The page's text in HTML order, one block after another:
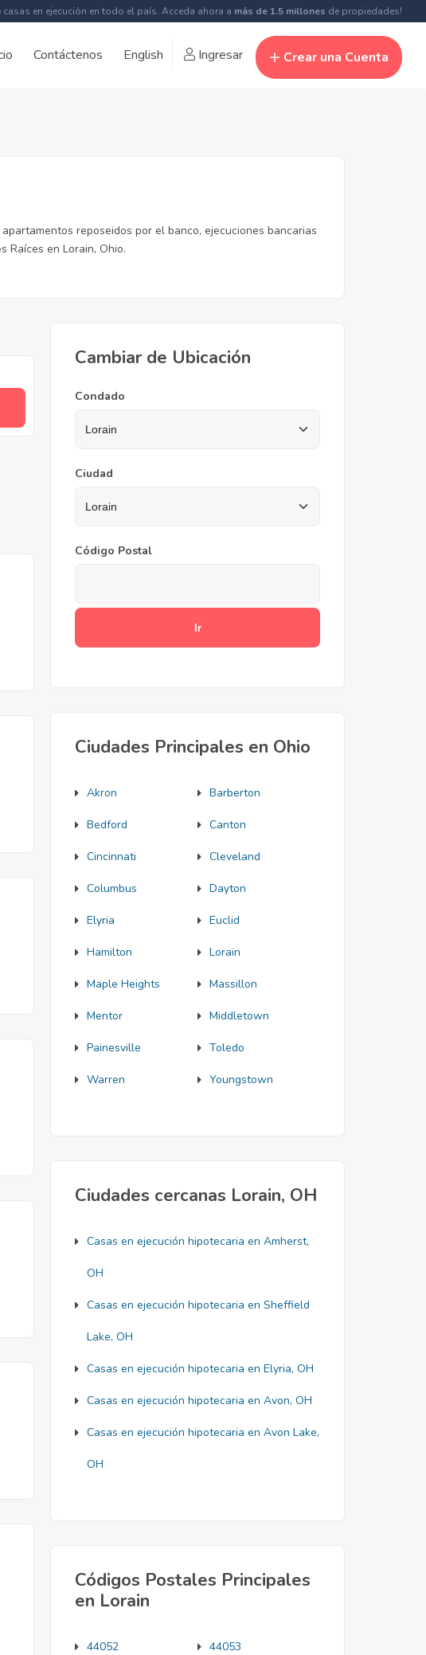
en ejecución en todo el país. Acceda ahora a más de 1.5 millones de propiedades!
Contáctenos English Ingresar Crear una Cuenta
reposeidos por el banco, ejecuciones bancarias
Raíces en Lorain, Ohio.
Cambiar de Ubicación
Condado
Ciudad
Código Postal
Ciudades Principales en Ohio
Akron Barberton
Bedford Canton
Cincinnati Cleveland
Columbus Dayton
Elyria Euclid
Hamilton Lorain
Maple Heights Massillon
Mentor Middletown
Painesville Toledo
Warren Youngstown
Ciudades cercanas Lorain, OH
Casas en ejecución hipotecaria en Amherst,
OH
Casas en ejecución hipotecaria en Sheffield
Lake, OH
Casas en ejecución hipotecaria en Elyria, OH
Casas en ejecución hipotecaria en Avon, OH
Casas en ejecución hipotecaria en Avon Lake,
OH
Códigos Postales Principales
en Lorain
44052 44053